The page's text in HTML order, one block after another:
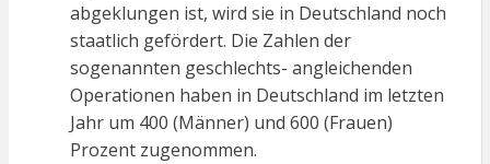
abgeklungen ist, wird sie in Deutschland noch
staatlich gefördert. Die Zahlen der
sogenannten geschlechts- angleichenden
Operationen haben in Deutschland im letzten
Jahr um 400 (Männer) und 600 (Frauen)
Prozent zugenommen.